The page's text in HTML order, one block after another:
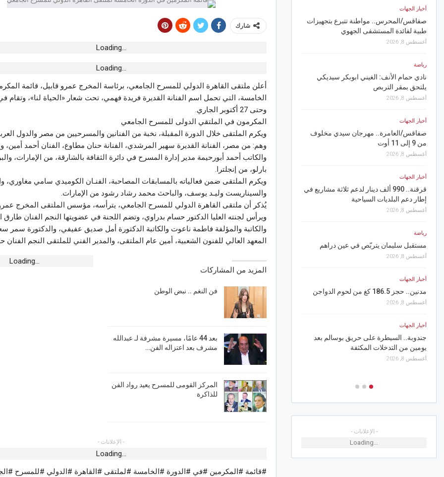
شارك
Loading...
Loading...
أعلن ملتقى القاهرة الدولي للمسرح الجامعي، برئاسة المخرج عمرو قابيل، قائمة
وحتى 27 أكتوبر الجاري.
المكرمون في الملتقي الدولى للمسرح الجامعي
ويكرم الملتقى خلال الدورة المقبلة، نخبة من الفنانين والمسرحيين من مصر والدول
وهم: من مصر، الفنانة القديرة سهير المرشدي، الفنانة حنان مطاوع، الفنان أحمد أمين،
والكاتب أحمد أبورحيمة مدير إدارة المسرح في دائرة الثقافة بالشارقة، من الإمارات،
بارلو، من إنجلترا.
ويكرم الملتقى ضمن فعالياته بالمسابقات المصاحبة، الفنـان الكوميدي سامي مغاوري،
والسيناريست وليـد يوسف، والباحث محمد رشاد رشود من الإمارات.
يُذكر أن ملتقى القاهرة الدولي للمسرح الجامعي، يترأسه، مؤسس الملتقى المخرج
ويرأس لجنته العليا الدكتور حسام بدراوي، وتضم اللجنة في عضويتها النجم الفنان
والكاتبة والمؤلفة فاطمة ناعوت والكاتبة الدكتورة أمل صديق عفيفي، والدكتورة سمر
المعهد العالي للفنون الشعبية، أمين عام الملتقى، والمدير الفني للملتقى النجم الفنان
المزيد من المشاركات
فن النغم .. نبض الوطن
بعد 44 عامًا، مسيرة مشرفة لـ عبدالله
مشرف بعد اعتزاله الفن…
المركز القومى للمسرح يعيد رواد الفن
للذاكرة
Loading...
- الإعلانات -
Loading...
#قائمة #المكرمين #في #الدورة #الخامسة #لملتقى #القاهرة #الدولي #للمسرح
أخبار الجهات
صفاقس/المحرس.. مواطنة تتبرع بتجهيزات
طبية لفائدة المستشفى الجهوي
أغسطس 8, 2026
رياضة
نادي حمام الأنف: الغيني ابوبكر سيديكي
يلتحق بمقر التربص
أغسطس 8, 2026
أخبار الجهات
صفاقس/العامرة.. مهرجان سيدي مخلوف
من 9 إلى 11 أوت
أغسطس 8, 2026
أخبار الجهات
قرقنة.. 990 ألف دينار لدعم ثلاثة مشاريع في
إطار دعم البلديات السياحية
أغسطس 8, 2026
رياضة
مستقبل سليمان يتربّص في عين دراهم
أغسطس 8, 2026
أخبار الجهات
مدنين.. حجز 186.5 كغ من لحوم الدواجن
أغسطس 8, 2026
أخبار الجهات
جندوبة.. السيطرة على حريق بوسالم بعد
يومين من التدخلات المكثفة
أغسطس 8, 2026
الفتح السعودي يجدد الثقة في التونسي أحمد
بسوسة.. عرض مميّز قادر على مزيد التّطوير
النجم يتعادل وديا مع الأولمبي الباجي
أخبار الجهات
بعد حريق منزلها بالقلالات.. والي المنستير
يتدخل لتأمين مسكن ومساعدات للعائلة
المتضررة
أخبار الجهات
سيدي بوزيد.. تدخل قرى الأطفال “س و س”
سحر الأسوار ونغم الأصالة.. بوشناق يقود
كورالاً جماهيرياً في رباط المنستير
الترجي ينتصر وديا على سان بيدرو الايفواري
للهيئة المديرة
أغسطس 7, 2026
أخبار الجهات
منوبة.. عائق التمويل لم يمنع نجاح الدورة 30
للمهرجان الصيفي بوادي الليل
أخبار الجهات
جندوبة.. يسرا محنوش في سهرة اختتام
مهرجان بلاريجيا الدولي
أغسطس 7, 2026
رياضة
سيديكي سادس انتدابات “الهمهاما” الصيفية
أخبار الجهات
أغسطس
أغسطس
أغسطس
رياضة
- الإعلانات -
Loading...